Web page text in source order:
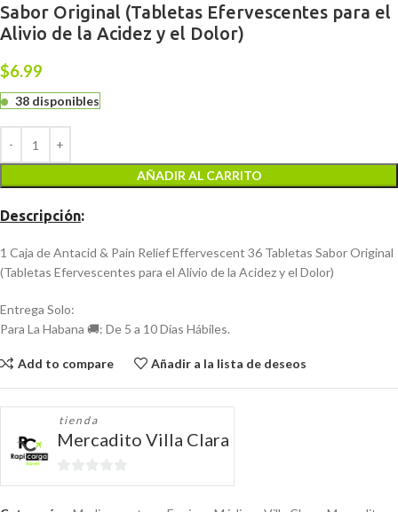
Sabor Original (Tabletas Efervescentes para el
Alivio de la Acidez y el Dolor)
$6.99
38 disponibles
AÑADIR AL CARRITO
Descripción:
1 Caja de Antacid & Pain Relief Effervescent 36 Tabletas Sabor Original
(Tabletas Efervescentes para el Alivio de la Acidez y el Dolor)
Entrega Solo:
Para La Habana 🚚: De 5 a 10 Días Hábiles.
Add to compare Añadir a la lista de deseos
tienda
Mercadito Villa Clara
0